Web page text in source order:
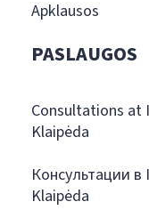
Apklausos
PASLAUGOS
Consultations at
Klaipėda
Консультации
Klaipėda